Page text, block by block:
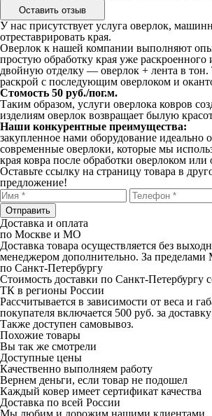
Оставить отзыв
У нас присутствует услуга оверлок,
отреставрировать края.
Оверлок к нашей компании выполняют
простую обработку края уже
двойную отделку — оверлок + лента в тон.
раскрой с последующим оверлоком и
Стомость 50 руб./пог.м.
Таким образом, услуги оверлока ковров
изделиям оверлок возвращает былую
Наши конкурентные преимущества:
закупленное нами оборудование
современные оверлоки, которые мы
края ковра после обработки оверлоком
Оставьте ссылку на страницу товара в
предложение!
Отправить
Доставка и оплата
по Москве и МО
Доставка товара осуществляется без
менеджером дополнительно. За
по Санкт-Петербургу
Стоимость доставки по Санкт-Петербургу
ТК в регионы России
Рассчитывается в зависимости от веса и
покупателя включается 500 руб. за
Также доступен самовывоз.
Похожие товары
Вы так же смотрели
Доступные цены
Качественно выполняем работу
Вернем деньги, если товар не подошел
Каждый ковер имеет сертификат качества
Доставка по всей России
Мы любим и дорожим нашими клиентами